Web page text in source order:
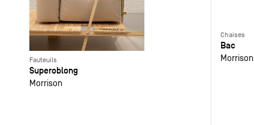
Fauteuils
Superoblong
Morrison
Chaises
Bac
Morrison